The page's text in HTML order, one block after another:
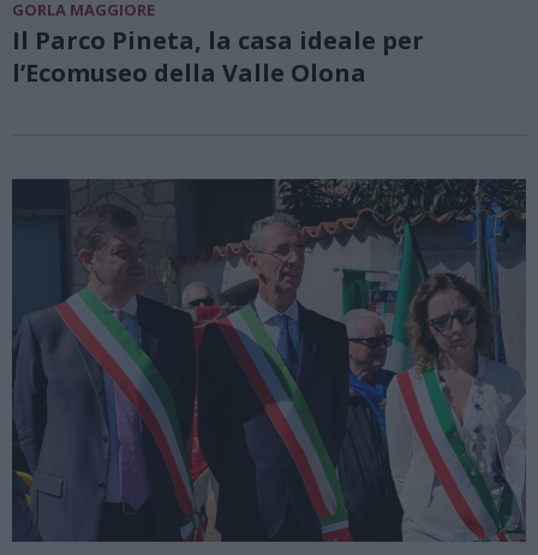
GORLA MAGGIORE
Il Parco Pineta, la casa ideale per
l’Ecomuseo della Valle Olona